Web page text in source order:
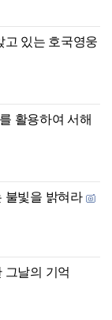
고 있는 호국영웅
활용하여 서해
불빛을 밝혀라
그날의 기억